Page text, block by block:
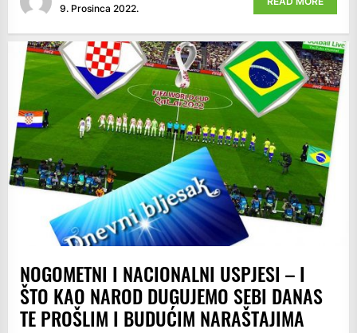
9. Prosinca 2022.
NOGOMETNI I NACIONALNI USPJESI – I
ŠTO KAO NAROD DUGUJEMO SEBI DANAS
TE PROŠLIM I BUDUĆIM NARAŠTAJIMA